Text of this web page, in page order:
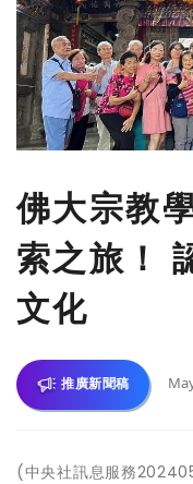
刊登
佛大宗教
索之旅！
文化
推廣新聞稿
(中央社訊息服務